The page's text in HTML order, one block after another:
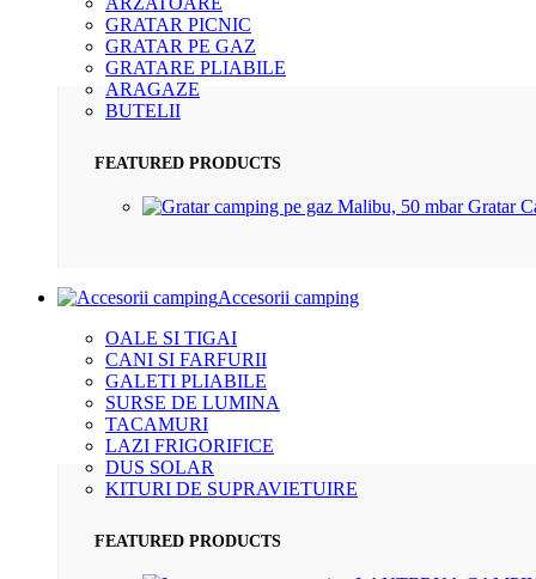
GRATAR PICNIC
GRATAR PE GAZ
GRATARE PLIABILE
ARAGAZE
BUTELII
FEATURED PRODUCTS
Gratar
Accesorii camping
OALE SI TIGAI
CANI SI FARFURII
GALETI PLIABILE
SURSE DE LUMINA
TACAMURI
LAZI FRIGORIFICE
DUS SOLAR
KITURI DE SUPRAVIETUIRE
FEATURED PRODUCTS